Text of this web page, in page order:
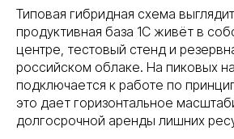
Типовая гибридная схема
продуктивная база 1С живёт в
центре, тестовый стенд и
российском облаке. На пиковых
подключается к работе по
это дает горизонтальное
долгосрочной аренды лишних